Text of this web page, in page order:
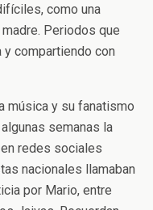
como una
Periodos que
y compartiendo con
música y su fanatismo
semanas la
redes sociales
nacionales llamaban
por Mario, entre